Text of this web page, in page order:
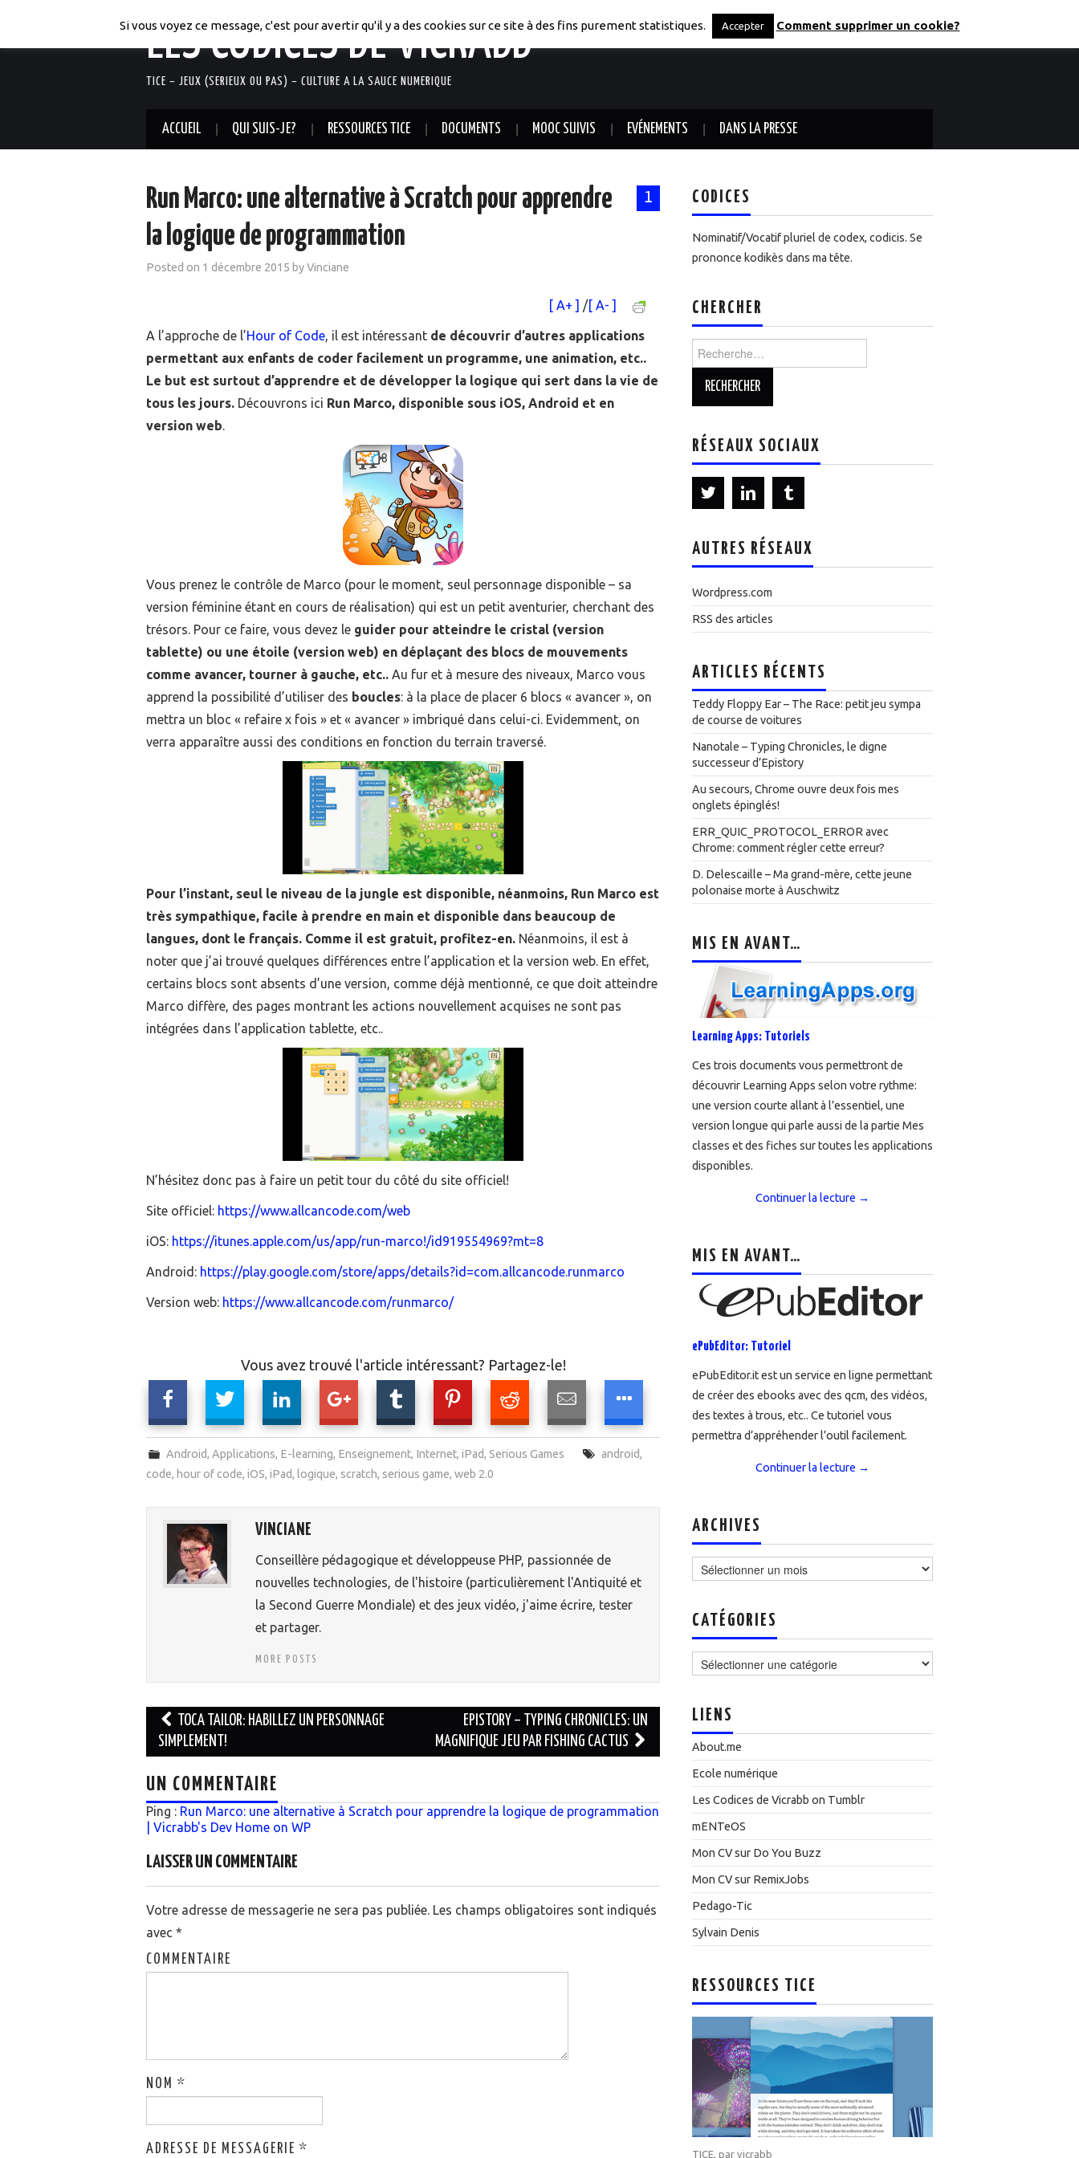
LES CODICES DE VICRABB
TICE – JEUX (SERIEUX OU PAS) – CULTURE A LA SAUCE NUMERIQUE
ACCUEIL QUI SUIS-JE? RESSOURCES TICE DOCUMENTS MOOC SUIVIS EVÉNEMENTS DANS LA PRESSE
1
Run Marco: une alternative à Scratch pour apprendre
la logique de programmation
Posted on 1 décembre 2015 byVinciane
[ A+ ] /[ A- ]
A l’approche de l’Hour of Code, il est intéressant de découvrir d’autres applications
permettant aux enfants de coder facilement un programme, une animation, etc..
Le but est surtout d’apprendre et de développer la logique qui sert dans la vie de
tous les jours. Découvrons ici Run Marco, disponible sous iOS, Android et en
version web.
Vous prenez le contrôle de Marco (pour le moment, seul personnage disponible – sa
version féminine étant en cours de réalisation) qui est un petit aventurier, cherchant des
trésors. Pour ce faire, vous devez le guider pour atteindre le cristal (version
tablette) ou une étoile (version web) en déplaçant des blocs de mouvements
comme avancer, tourner à gauche, etc.. Au fur et à mesure des niveaux, Marco vous
apprend la possibilité d’utiliser des boucles: à la place de placer 6 blocs « avancer », on
mettra un bloc « refaire x fois » et « avancer » imbriqué dans celui-ci. Evidemment, on
verra apparaître aussi des conditions en fonction du terrain traversé.
Pour l’instant, seul le niveau de la jungle est disponible, néanmoins, Run Marco est
très sympathique, facile à prendre en main et disponible dans beaucoup de
langues, dont le français. Comme il est gratuit, profitez-en. Néanmoins, il est à
noter que j’ai trouvé quelques différences entre l’application et la version web. En effet,
certains blocs sont absents d’une version, comme déjà mentionné, ce que doit atteindre
Marco diffère, des pages montrant les actions nouvellement acquises ne sont pas
intégrées dans l’application tablette, etc..
N’hésitez donc pas à faire un petit tour du côté du site officiel!
Site officiel: https://www.allcancode.com/web
iOS: https://itunes.apple.com/us/app/run-marco!/id919554969?mt=8
Android: https://play.google.com/store/apps/details?id=com.allcancode.runmarco
Version web: https://www.allcancode.com/runmarco/
Vous avez trouvé l'article intéressant? Partagez-le!
Android,Applications, E-learning, Enseignement, Internet,iPad, Serious Games android,
code, hour of code, iOS, iPad, logique, scratch, serious game, web 2.0
VINCIANE
Conseillère pédagogique et développeuse PHP, passionnée de
nouvelles technologies, de l'histoire (particulièrement l'Antiquité et
la Second Guerre Mondiale) et des jeux vidéo, j'aime écrire, tester
et partager.
MORE POSTS
Navigation des articles
TOCA TAILOR: HABILLEZ UN PERSONNAGE
SIMPLEMENT!
EPISTORY – TYPING CHRONICLES: UN
MAGNIFIQUE JEU PAR FISHING CACTUS
UN COMMENTAIRE
Ping : Run Marco: une alternative à Scratch pour apprendre la logique de programmation
| Vicrabb's Dev Home on WP
LAISSER UN COMMENTAIRE
Votre adresse de messagerie ne sera pas publiée. Les champs obligatoires sont indiqués
avec *
COMMENTAIRE
NOM *
ADRESSE DE MESSAGERIE *
CODICES
Nominatif/Vocatif pluriel de codex, codicis. Se
prononce kodikès dans ma tête.
CHERCHER
Rechercher :
RÉSEAUX SOCIAUX
AUTRES RÉSEAUX
Wordpress.com
RSS des articles
ARTICLES RÉCENTS
Teddy Floppy Ear – The Race: petit jeu sympa
de course de voitures
Nanotale – Typing Chronicles, le digne
successeur d’Epistory
Au secours, Chrome ouvre deux fois mes
onglets épinglés!
ERR_QUIC_PROTOCOL_ERROR avec
Chrome: comment régler cette erreur?
D. Delescaille – Ma grand-mère, cette jeune
polonaise morte à Auschwitz
MIS EN AVANT…
Learning Apps: Tutoriels
Ces trois documents vous permettront de
découvrir Learning Apps selon votre rythme:
une version courte allant à l’essentiel, une
version longue qui parle aussi de la partie Mes
classes et des fiches sur toutes les applications
disponibles.
Continuer la lecture →
MIS EN AVANT…
ePubEditor: Tutoriel
ePubEditor.it est un service en ligne permettant
de créer des ebooks avec des qcm, des vidéos,
des textes à trous, etc.. Ce tutoriel vous
permettra d’appréhender l’outil facilement.
Continuer la lecture →
ARCHIVES
CATÉGORIES
LIENS
About.me
Ecole numérique
Les Codices de Vicrabb on Tumblr
mENTeOS
Mon CV sur Do You Buzz
Mon CV sur RemixJobs
Pedago-Tic
Sylvain Denis
RESSOURCES TICE
TICE, par vicrabb
Si vous voyez ce message, c'est pour avertir qu'il y a des cookies sur ce site à des fins purement statistiques. Accepter Comment supprimer un cookie?